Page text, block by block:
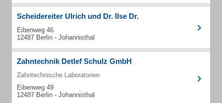
Scheidereiter Ulrich und Dr. Ilse Dr.
Eibenweg 46
12487 Berlin - Johannisthal
Zahntechnik Detlef Schulz GmbH
Zahntechnische Laboratorien
Eibenweg 49
12487 Berlin - Johannisthal